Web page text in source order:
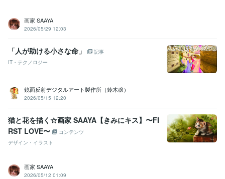
画家 SAAYA
2026/05/29 12:03
「人が助ける小さな命」
記事
IT・テクノロジー
鏡面反射デジタルアート製作所（鈴木穣）
2026/05/15 12:20
猫と花を描く☆画家 SAAYA【きみにキス】〜FI
RST LOVE〜
コンテンツ
デザイン・イラスト
画家 SAAYA
2026/05/12 01:09